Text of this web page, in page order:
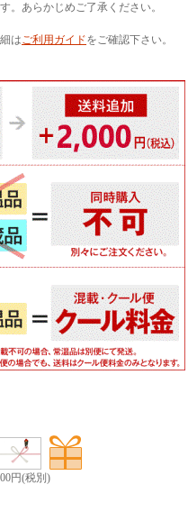
。あらかじめご了承ください。
はご利用ガイドをご確認下さい。
円(税別)